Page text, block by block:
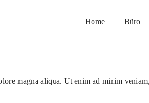
Home Büro
magna aliqua. Ut enim ad minim